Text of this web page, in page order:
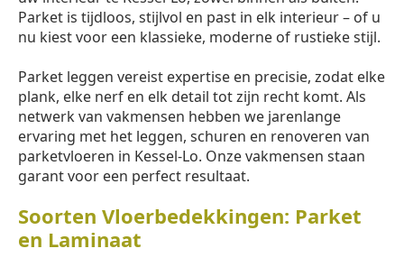
Parket is tijdloos, stijlvol en past in elk interieur – of u
nu kiest voor een klassieke, moderne of rustieke stijl.
Parket leggen vereist expertise en precisie, zodat elke
plank, elke nerf en elk detail tot zijn recht komt. Als
netwerk van vakmensen hebben we jarenlange
ervaring met het leggen, schuren en renoveren van
parketvloeren in Kessel-Lo. Onze vakmensen staan
garant voor een perfect resultaat.
Soorten Vloerbedekkingen: Parket
en Laminaat